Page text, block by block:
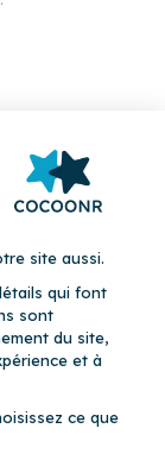
–Politique de